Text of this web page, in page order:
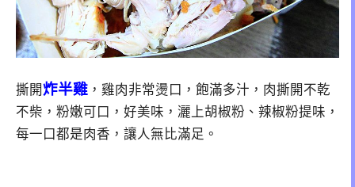
撕開炸半雞 ，雞肉非常燙口，飽滿多汁，肉撕開不乾
不柴，粉嫩可口，好美味，灑上胡椒粉、辣椒粉提味，
每一口都是肉香，讓人無比滿足。